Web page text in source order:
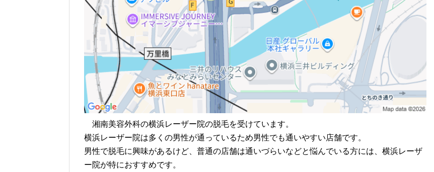
湘南美容外科の横浜レーザー院の脱毛を受けています。
横浜レーザー院は多くの男性が通っているため男性でも通いやすい店舗です。
男性で脱毛に興味があるけど、普通の店舗は通いづらいなどと悩んでいる方には、横浜レーザ
ー院が特におすすめです。